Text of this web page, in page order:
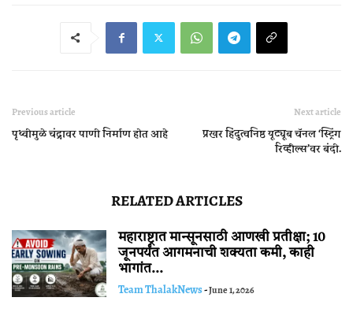
Previous article
पृथ्वीमुळे चंद्रावर पाणी निर्माण होत आहे
Next article
प्रखर हिंदुत्वनिष्ठ यूट्यूब चॅनल ‘स्ट्रिंग
रिव्हील्स’वर बंदी.
RELATED ARTICLES
महाराष्ट्रात मान्सूनसाठी आणखी प्रतीक्षा; 10
जूनपर्यंत आगमनाची शक्यता कमी, काही
भागांत...
Team ThalakNews-June 1, 2026